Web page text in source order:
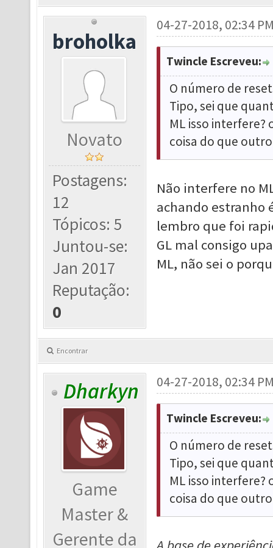
broholka
Novato
Postagens:
12
Tópicos: 5
Juntou-se:
Jan 2017
Reputação:
0
04-27-2018, 02:34
Twincle Escreveu:
O número de
Tipo, sei que
ML isso interfere?
coisa do que
Não interfere no
achando estranho
lembro que foi
GL mal consigo
ML, não sei o
Encontrar
Dharkyn
Game
Master &
Gerente da
04-27-2018, 02:34
Twincle Escreveu:
O número de
Tipo, sei que
ML isso interfere?
coisa do que